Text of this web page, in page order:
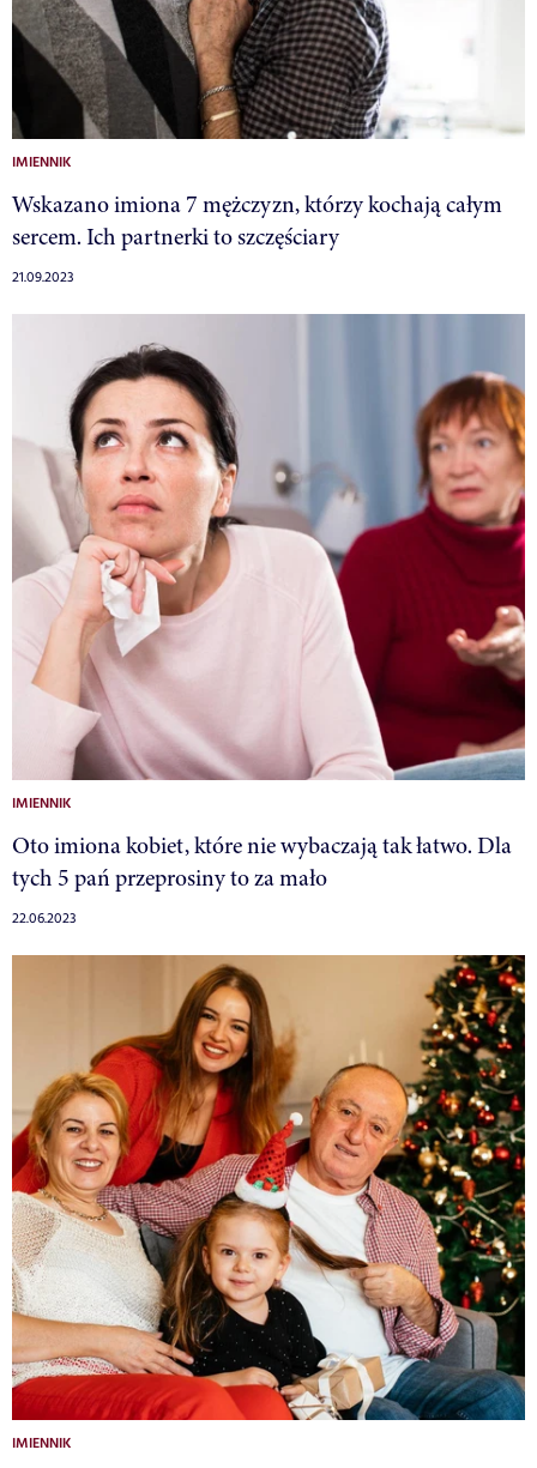
IMIENNIK
Wskazano imiona 7 mężczyzn, którzy kochają całym
sercem. Ich partnerki to szczęściary
21.09.2023
IMIENNIK
Oto imiona kobiet, które nie wybaczają tak łatwo. Dla
tych 5 pań przeprosiny to za mało
22.06.2023
IMIENNIK